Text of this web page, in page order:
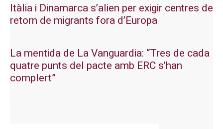
Itàlia i Dinamarca s’alien per exigir centres de
retorn de migrants fora d’Europa
La mentida de La Vanguardia: “Tres de cada
quatre punts del pacte amb ERC s’han
complert”